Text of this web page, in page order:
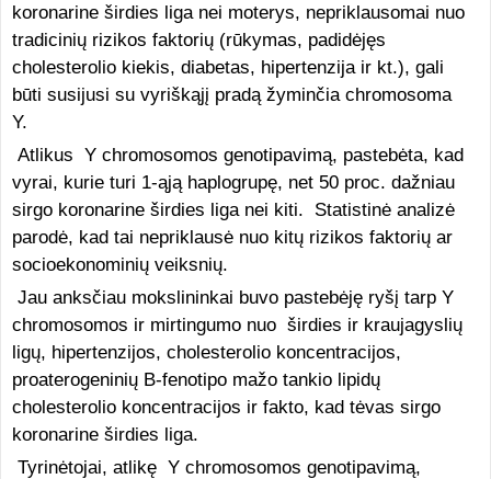
koronarine širdies liga nei moterys, nepriklausomai nuo
tradicinių rizikos faktorių (rūkymas, padidėjęs
cholesterolio kiekis, diabetas, hipertenzija ir kt.), gali
būti susijusi su vyriškąjį pradą žyminčia chromosoma
Y.
Atlikus Y chromosomos genotipavimą, pastebėta, kad
vyrai, kurie turi 1-ąją haplogrupę, net 50 proc. dažniau
sirgo koronarine širdies liga nei kiti. Statistinė analizė
parodė, kad tai nepriklausė nuo kitų rizikos faktorių ar
socioekonominių veiksnių.
Jau anksčiau mokslininkai buvo pastebėję ryšį tarp Y
chromosomos ir mirtingumo nuo širdies ir kraujagyslių
ligų, hipertenzijos, cholesterolio koncentracijos,
proaterogeninių B-fenotipo mažo tankio lipidų
cholesterolio koncentracijos ir fakto, kad tėvas sirgo
koronarine širdies liga.
Tyrinėtojai, atlikę Y chromosomos genotipavimą,